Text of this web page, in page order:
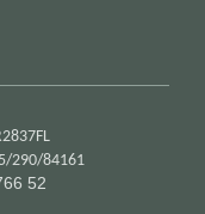
290/84161
52